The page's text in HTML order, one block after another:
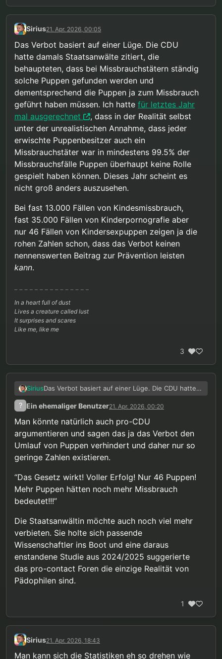
Sirius21. Apr. 2026, 00:05
Das Verbot basiert auf einer Lüge. Die CDU
hatte damals Staatsanwälte zitiert, die
behaupteten, dass bei Missbrauchstätern ständig
solche Puppen gefunden werden und
dementsprechend die Puppen ja zum Missbrauch
geführt haben müssen. Ich hatte für letztes Jahr
mal ausgerechnet
, dass in der Realität selbst
unter der unrealistischen Annahme, dass jeder
erwischte Puppenbesitzer auch ein
Missbrauchstäter war in mindestens 99.5% der
Missbrauchsfälle Puppen überhaupt keine Rolle
gespielt haben können. Dieses Jahr scheint es
nicht groß anders auszusehen.
Bei fast 13.000 Fällen von Kindesmissbrauch,
fast 35.000 Fällen von Kinderpornografie aber
nur 46 Fällen von Kindersexpuppen zeigen ja die
rohen Zahlen schon, dass das Verbot keinen
nennenswerten Beitrag zur Prävention leisten
kann.
In a heart full of dust
Lives a creature called lust
It surprises and scares
Like me, like me
3
SiriusDas Verbot basiert auf einer Lüge. Die CDU hatte
damals Staatsanwälte zitiert, die behaupteten,
dass bei Missbrauchstätern ständig solche Puppen
Puppen ja zum Missbrauch geführt haben müssen.
Ich hattefür letztes Jahr mal ausgerechnet , dass
in der Realität selbst unter der unrealistischen
Annahme, dass jeder erwischte Puppenbesitzer
99.5% der Missbrauchsfälle Puppen überhaupt
keine Rolle gespielt haben können. Dieses Jahr
scheint es nicht groß anders auszusehen.
Bei fast 13.000 Fällen von Kindesmissbrauch, fast
35.000 Fällen von Kinderpornografie aber nur 46
Fällen von Kindersexpuppen zeigen ja die rohen
Zahlen schon, dass das Verbot keinen
nennenswerten Beitrag zur Prävention leisten
kann.
? Ein ehemaliger Benutzer21. Apr. 2026, 00:20
Man könnte natürlich auch pro-CDU
argumentieren und sagen das ja das Verbot den
Umlauf von Puppen verhindert und daher nur so
geringe Zahlen existieren.
“Das Gesetz wirkt! Voller Erfolg! Nur 46 Puppen!
Mehr Puppen hätten noch mehr Missbrauch
bedeutet!!!”
Die Staatsanwältin möchte auch noch viel mehr
verbieten. Sie holte sich passende
Wissenschaftler ins Boot und eine daraus
enstandene Studie aus 2024/2025 suggerierte
das pro-contact Foren die einzige Realität von
Pädophilen sind.
1
Sirius21. Apr. 2026, 18:43
Man kann sich die Statistiken eh so drehen wie